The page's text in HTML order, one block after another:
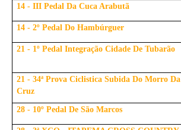
14 - III Pedal Da Cuca Arabutã
14 - 2º Pedal Do Hambúrguer
21 - 1º Pedal Integração Cidade De Tubarão
21 - 34ª Prova Ciclistica Subida Do Morro Da
Cruz
28 - 10º Pedal De São Marcos